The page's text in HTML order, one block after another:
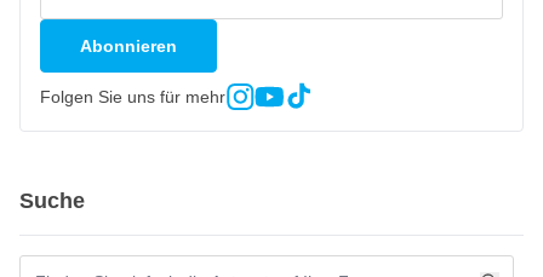
Abonnieren
Folgen Sie uns für mehr
Suche